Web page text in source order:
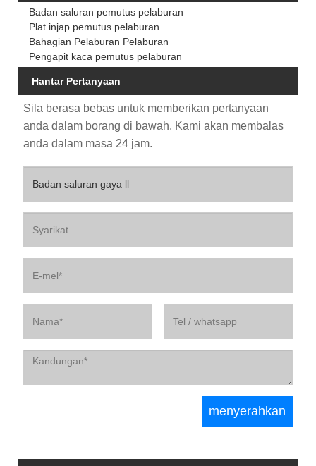
Badan saluran pemutus pelaburan
Plat injap pemutus pelaburan
Bahagian Pelaburan Pelaburan
Pengapit kaca pemutus pelaburan
Hantar Pertanyaan
Sila berasa bebas untuk memberikan pertanyaan
anda dalam borang di bawah. Kami akan membalas
anda dalam masa 24 jam.